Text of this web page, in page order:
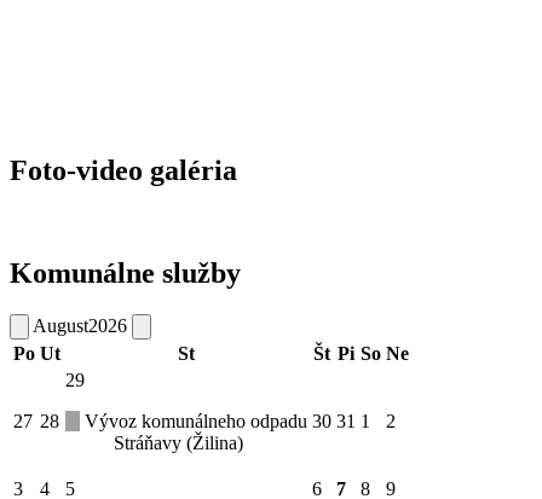
Foto-video galéria
Komunálne služby
August2026
Po Ut St Št Pi So Ne
27 28
29
Vývoz komunálneho odpadu
Stráňavy (Žilina)
30 31 1 2
3 4 5 6 7 8 9